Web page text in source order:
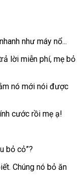
như máy nổ...
lời miễn phí, mẹ bỏ
nó mới nói được
cước rồi mẹ ạ!
bỏ cỏ”?
Chúng nó bỏ ăn